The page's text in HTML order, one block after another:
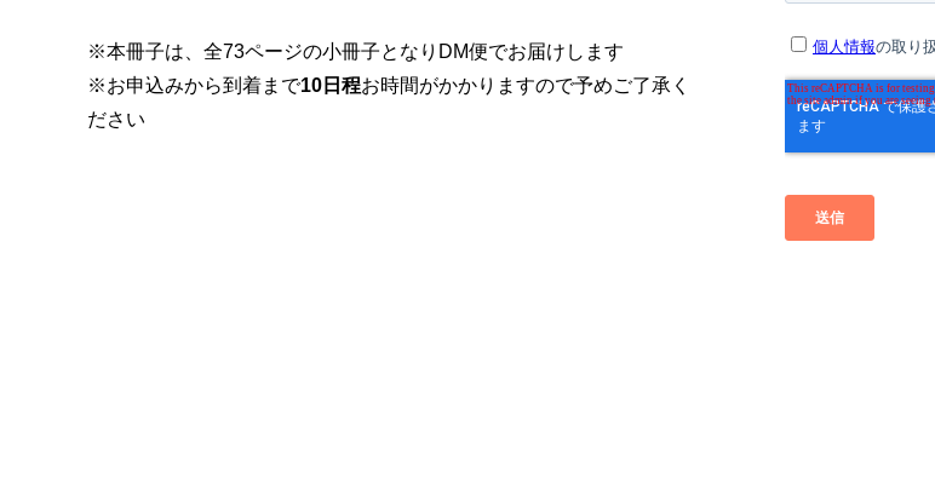
※本冊子は、全73ページの小冊子となりDM便でお届けします
※お申込みから到着まで10日程お時間がかかりますので予めご了承く
ださい